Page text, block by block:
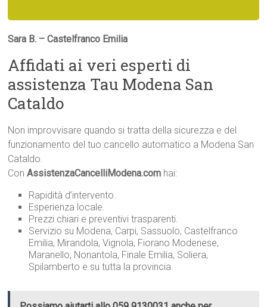
Sara B. – Castelfranco Emilia
Affidati ai veri esperti di
assistenza Tau Modena San
Cataldo
Non improvvisare quando si tratta della sicurezza e del
funzionamento del tuo cancello automatico a Modena San
Cataldo.
ConAssistenzaCancelliModena.com hai:
Rapidità d’intervento.
Esperienza locale.
Prezzi chiari e preventivi trasparenti.
Servizio su Modena, Carpi, Sassuolo, Castelfranco
Emilia, Mirandola, Vignola, Fiorano Modenese,
Maranello, Nonantola, Finale Emilia, Soliera,
Spilamberto e su tutta la provincia.